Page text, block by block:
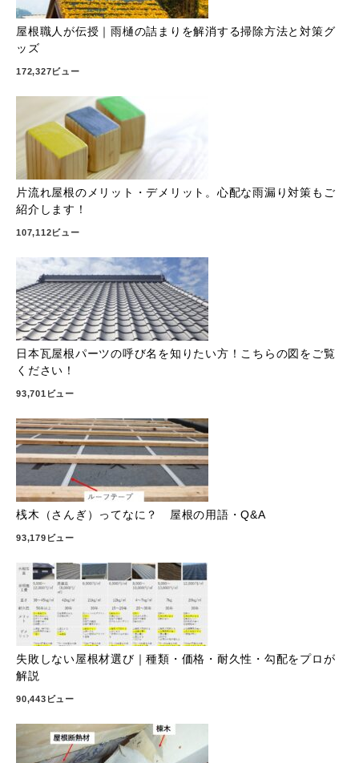
屋根職人が伝授｜雨樋の詰まりを解消する掃除方法と対策グ
ッズ
172,327ビュー
片流れ屋根のメリット・デメリット。心配な雨漏り対策もご
紹介します！
107,112ビュー
日本瓦屋根パーツの呼び名を知りたい方！こちらの図をご覧
ください！
93,701ビュー
桟木（さんぎ）ってなに？ 屋根の用語・Q&A
93,179ビュー
失敗しない屋根材選び｜種類・価格・耐久性・勾配をプロが
解説
90,443ビュー